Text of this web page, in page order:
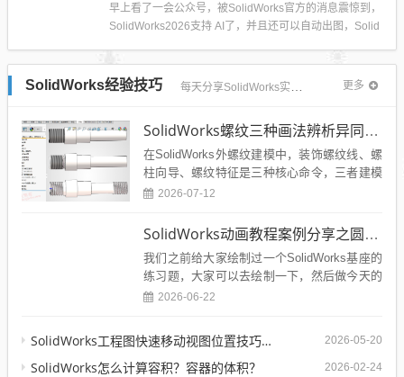
早上看了一会公众号，被SolidWorks官方的消息震惊到，
SolidWorks2026支持 AI了，并且还可以自动出图，Solid
SolidWorks经验技巧 每天分享SolidWorks实战经验和技巧 更多
SolidWorks螺纹三种画法辨析异同：装饰螺纹线、螺柱向导、螺纹特征
在SolidWorks外螺纹建模中，装饰螺纹线、螺
柱向导、螺纹特征是三种核心命令，三者建模
逻辑、模型属性、使用场景差异极大，也是新
2026-07-12
SolidWorks动画教程案例分享之圆管分料动画，重力自然滑落
我们之前给大家绘制过一个SolidWorks基座的
练习题，大家可以去绘制一下，然后做今天的
这个动画。SolidWorks钣金基座练习题...
2026-06-22
SolidWorks工程图快速移动视图位置技巧，溪风实战分享 2026-05-20
SolidWorks怎么计算容积？容器的体积？ 2026-02-24